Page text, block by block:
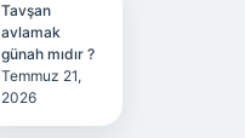
Tavşan
avlamak
günah mıdır ?
Temmuz 21,
2026